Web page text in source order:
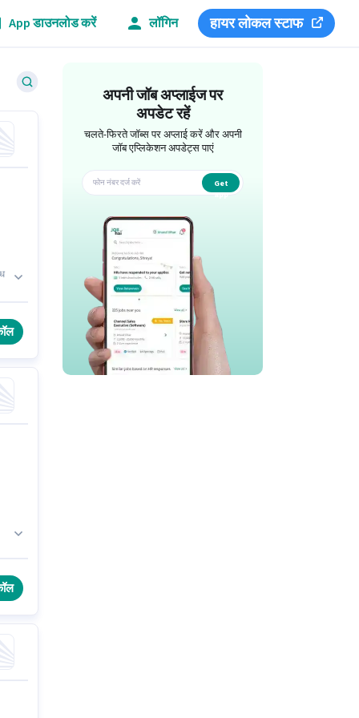
App डाउनलोड करें लॉगिन हायर लोकल स्टाफ
अपनी जॉब अप्लाईज पर
अपडेट रहें
चलते-फिरते जॉब्स पर अप्लाई करें और अपनी
जॉब एप्लिकेशन अपडेट्स पाएं
Get
app